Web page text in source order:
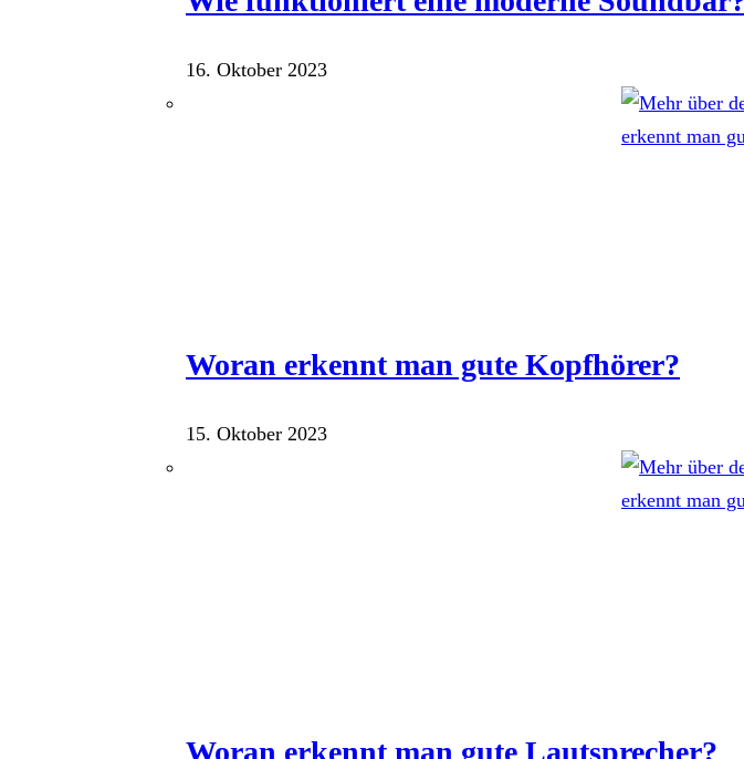
16. Oktober 2023
Woran erkennt man gute Kopfhörer?
15. Oktober 2023
Woran erkennt man gute Lautsprecher?